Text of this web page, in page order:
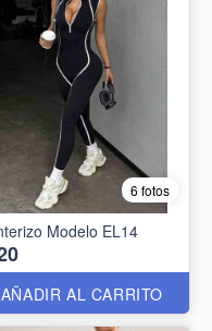
6 fotos
Modelo EL14
AÑADIR AL CARRITO